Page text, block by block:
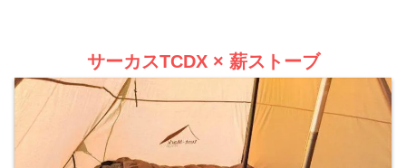
サーカスTCDX × 薪ストーブ